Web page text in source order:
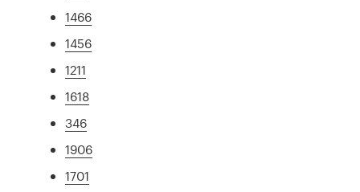
1466
1456
1211
1618
346
1906
1701